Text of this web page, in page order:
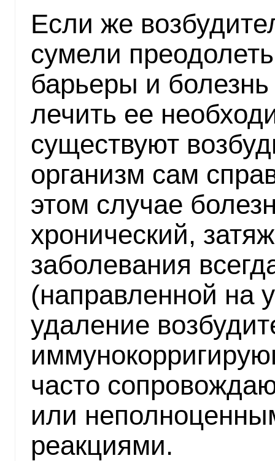
Если же
сумели
барьеры и
лечить ее
существуют
организм сам
этом случае
хронический,
заболевания
(направленной на
удаление
часто
или
реакциями.